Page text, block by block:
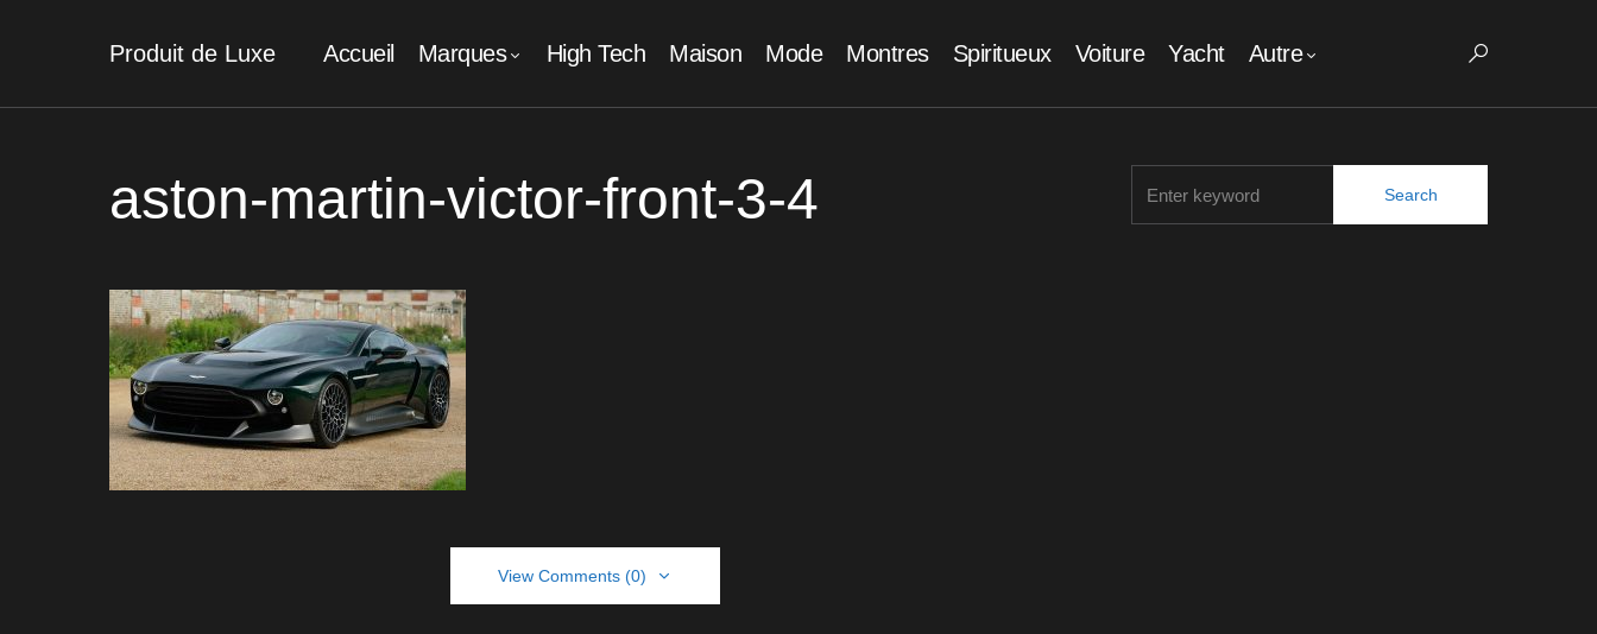
Produit de Luxe Accueil Marques High Tech Maison Mode Montres Spiritueux Voiture Yacht Autre
aston-martin-victor-front-3-4
View Comments (0)
Search